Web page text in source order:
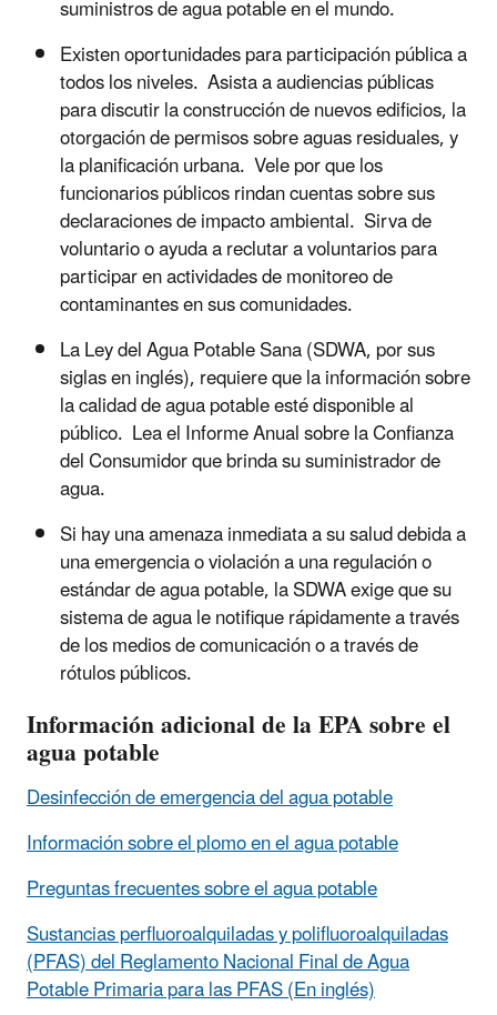
suministros de agua potable en el mundo.
Existen oportunidades para participación pública a
todos los niveles. Asista a audiencias públicas
para discutir la construcción de nuevos edificios, la
otorgación de permisos sobre aguas residuales, y
la planificación urbana. Vele por que los
funcionarios públicos rindan cuentas sobre sus
declaraciones de impacto ambiental. Sirva de
voluntario o ayuda a reclutar a voluntarios para
participar en actividades de monitoreo de
contaminantes en sus comunidades.
La Ley del Agua Potable Sana (SDWA, por sus
siglas en inglés), requiere que la información sobre
la calidad de agua potable esté disponible al
público. Lea el Informe Anual sobre la Confianza
del Consumidor que brinda su suministrador de
agua.
Si hay una amenaza inmediata a su salud debida a
una emergencia o violación a una regulación o
estándar de agua potable, la SDWA exige que su
sistema de agua le notifique rápidamente a través
de los medios de comunicación o a través de
rótulos públicos.
Información adicional de la EPA sobre el
agua potable
Desinfección de emergencia del agua potable
Información sobre el plomo en el agua potable
Preguntas frecuentes sobre el agua potable
Sustancias perfluoroalquiladas y polifluoroalquiladas
(PFAS) del Reglamento Nacional Final de Agua
Potable Primaria para las PFAS (En inglés)